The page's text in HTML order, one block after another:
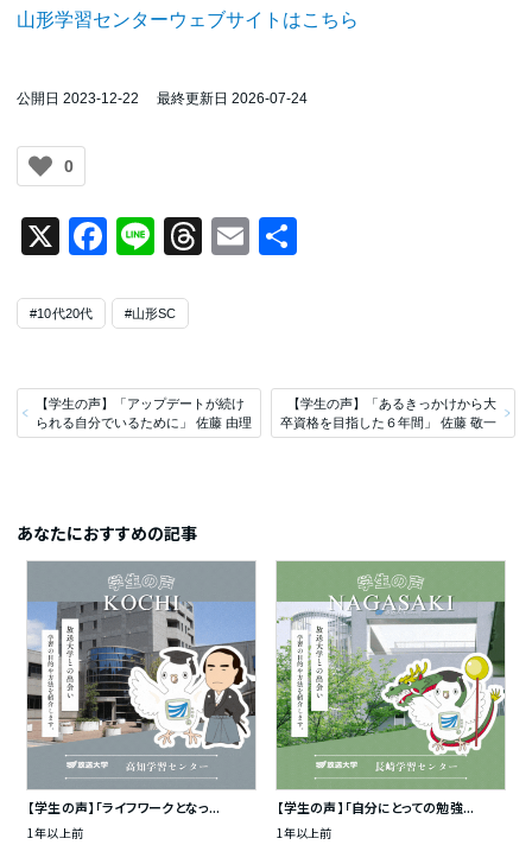
山形学習センターウェブサイトはこちら
公開日 2023-12-22 最終更新日 2026-07-24
0
X Facebook
LineThreads
Email
#10代20代 #山形SC
【学生の声】「アップデートが続け
られる自分でいるために」 佐藤 由理
【学生の声】「あるきっかけから大
卒資格を目指した６年間」 佐藤 敬一
あなたにおすすめの記事
【学生の声】「ライフワークとなっ...
1年以上前
【学生の声】「自分にとっての勉強...
1年以上前